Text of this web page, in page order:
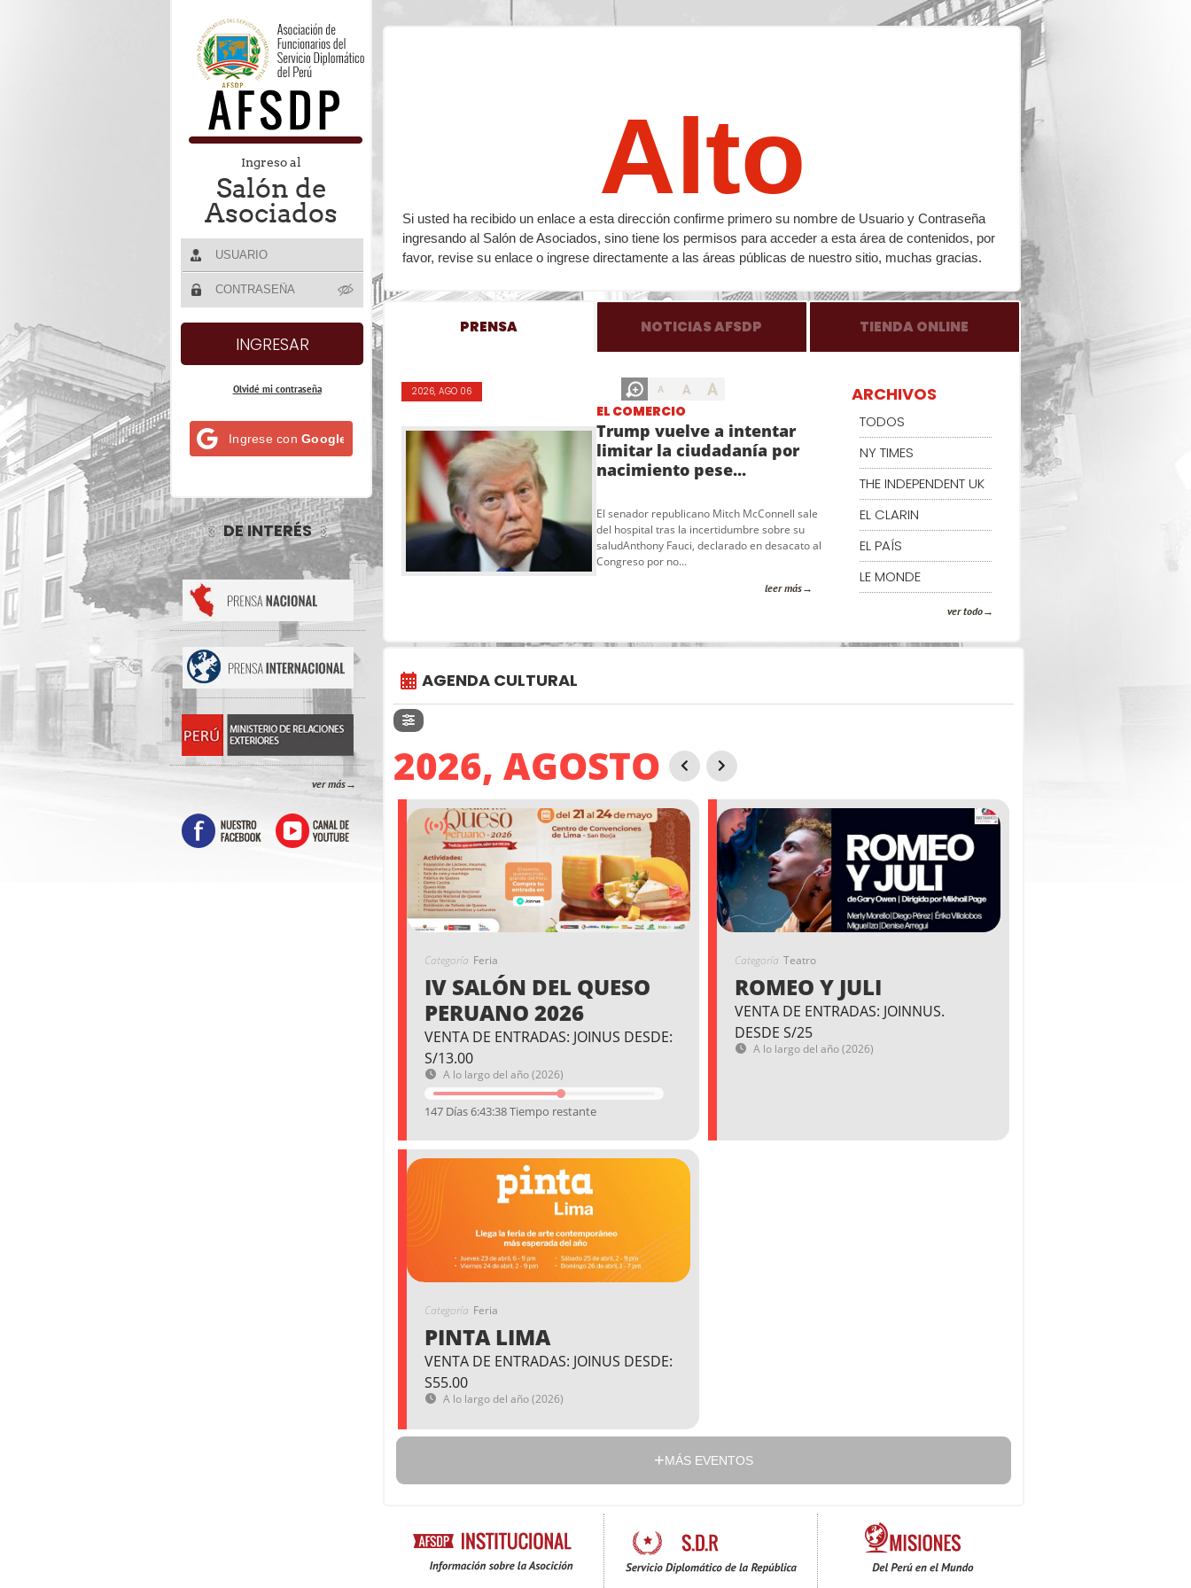
Ingreso al
Salón de
Asociados
Olvidé mi contraseña
Ingrese con Google
DE INTERÉS
ver más
Alto
Si usted ha recibido un enlace a esta dirección confirme primero su nombre de Usuario y Contraseña
ingresando al Salón de Asociados, sino tiene los permisos para acceder a esta área de contenidos, por
favor, revise su enlace o ingrese directamente a las áreas públicas de nuestro sitio, muchas gracias.
PRENSA NOTICIAS AFSDP TIENDA ONLINE
A A A
2026, AGO 06
EL COMERCIO
Trump vuelve a intentar
limitar la ciudadanía por
nacimiento pese...
El senador republicano Mitch McConnell sale
del hospital tras la incertidumbre sobre su
saludAnthony Fauci, declarado en desacato al
Congreso por no...
leer más
ARCHIVOS
TODOS
NY TIMES
THE INDEPENDENT UK
EL CLARIN
EL PAÍS
LE MONDE
ver todo
AGENDA CULTURAL
2026, AGOSTO
Categoría Feria
IV SALÓN DEL QUESO
PERUANO 2026
VENTA DE ENTRADAS: JOINUS DESDE:
S/13.00
A lo largo del año (2026)
147 Días 6:43:37 Tiempo restante
Categoría Teatro
ROMEO Y JULI
VENTA DE ENTRADAS: JOINNUS.
DESDE S/25
A lo largo del año (2026)
Categoría Feria
PINTA LIMA
VENTA DE ENTRADAS: JOINUS DESDE:
S55.00
A lo largo del año (2026)
MÁS EVENTOS